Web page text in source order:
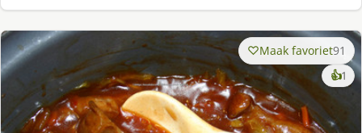
Maak favoriet91
👍1